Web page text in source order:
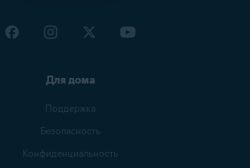
Для дома
Поддержка
Безопасность
Конфиденциальность